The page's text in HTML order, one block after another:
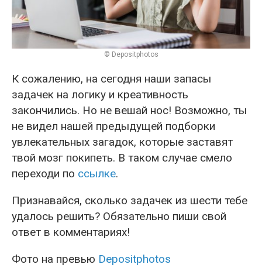
© Depositphotos
К сожалению, на сегодня наши запасы
задачек на логику и креативность
закончились. Но не вешай нос! Возможно, ты
не видел нашей предыдущей подборки
увлекательных загадок, которые заставят
твой мозг покипеть. В таком случае смело
переходи по ссылке.
Признавайся, сколько задачек из шести тебе
удалось решить? Обязательно пиши свой
ответ в комментариях!
Фото на превью Depositphotos